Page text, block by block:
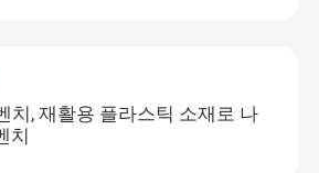
치, 재활용 플라스틱 소재로 나
치